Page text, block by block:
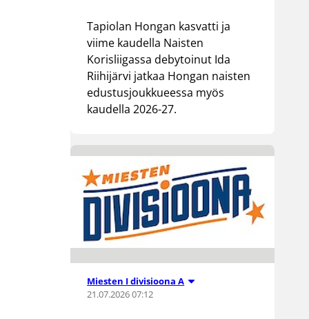
Tapiolan Hongan kasvatti ja
viime kaudella Naisten
Korisliigassa debytoinut Ida
Riihijärvi jatkaa Hongan naisten
edustusjoukkueessa myös
kaudella 2026-27.
Miesten I divisioona A
21.07.2026 07:12